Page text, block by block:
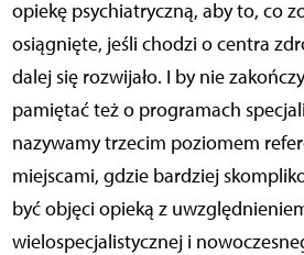
opiekę psychiatryczną, aby to, co
osiągnięte, jeśli chodzi o centra
dalej się rozwijało. I by nie
pamiętać też o programach
nazywamy trzecim poziomem
miejscami, gdzie bardziej
być objęci opieką z
wielospecjalistycznej i